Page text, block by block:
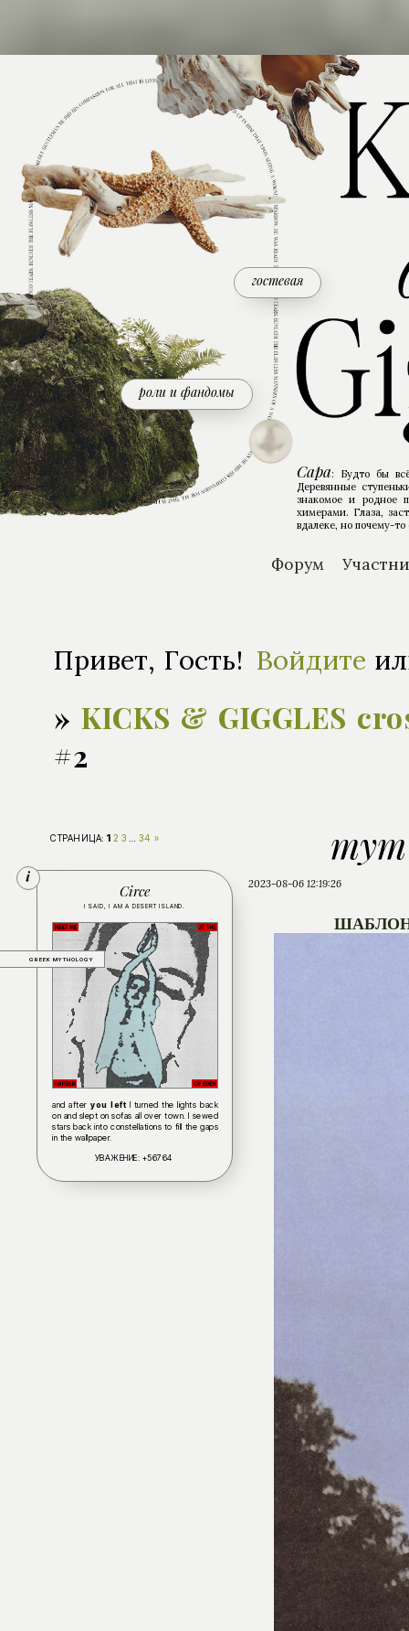
Сара: Будто бы
Деревянные
знакомое и родное
химерами. Глаза,
вдалеке, но почему-то
роли и фандомы
гостевая
Форум
Привет, Гость! Войдите
»KICKS & GIGGLES
#2
тут
СТРАНИЦА: 1 2 3 34 »
2023-08-06 12:19:26
Circe
GREEK MYTHOLOGY
I SAID, I AM A DESERT ISLAND.
and afteryou left I turned the lights back
on and slept on sofas all over town. I sewed
stars back into constellations to fill the gaps
in the wallpaper.
УВАЖЕНИЕ: +56764